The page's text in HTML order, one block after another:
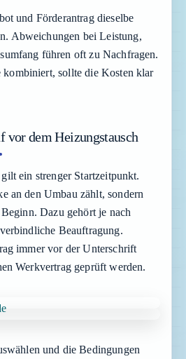
und Förderantrag dieselbe
Abweichungen bei Leistung,
führen oft zu Nachfragen.
kombiniert, sollte die Kosten klar
vor dem Heizungstausch
ein strenger Startzeitpunkt.
an den Umbau zählt, sondern
Dazu gehört je nach
Beauftragung.
immer vor der Unterschrift
Werkvertrag geprüft werden.
und die Bedingungen